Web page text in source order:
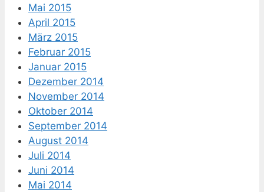
Mai 2015
April 2015
März 2015
Februar 2015
Januar 2015
Dezember 2014
November 2014
Oktober 2014
September 2014
August 2014
Juli 2014
Juni 2014
Mai 2014